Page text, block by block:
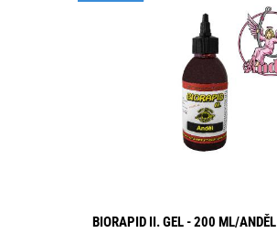
BIORAPID II. GEL - 200 ML/ANDĚL